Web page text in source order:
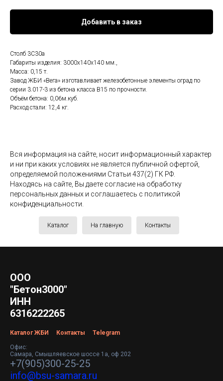
Добавить в заказ
Столб 3С30а
Габариты изделия: 3000x140x140 мм.,
Масса: 0,15 т.
Завод ЖБИ «Вега» изготавливает железобетонные элементы оград по
серии 3.017-3 из бетона класса В15 по прочности.
Объём бетона: 0,06м.куб.
Расход стали: 12,4 кг.
Вся информация на сайте, носит информационный характер
и ни при каких условиях не является публичной офертой,
определяемой положениями Статьи 437(2) ГК РФ.
Находясь на сайте, Вы даете согласие на обработку
персональных данных и соглашаетесь c политикой
конфиденциальности.
Каталог На главную Контакты
ООО
"Бетон3000"
ИНН
6316222265
Каталог ЖБИ Контакты Telegram
Офис:
Самара, Смышляевское шоссе 1а, оф 202
+7(905)300-25-25
info@bsu-samara.ru